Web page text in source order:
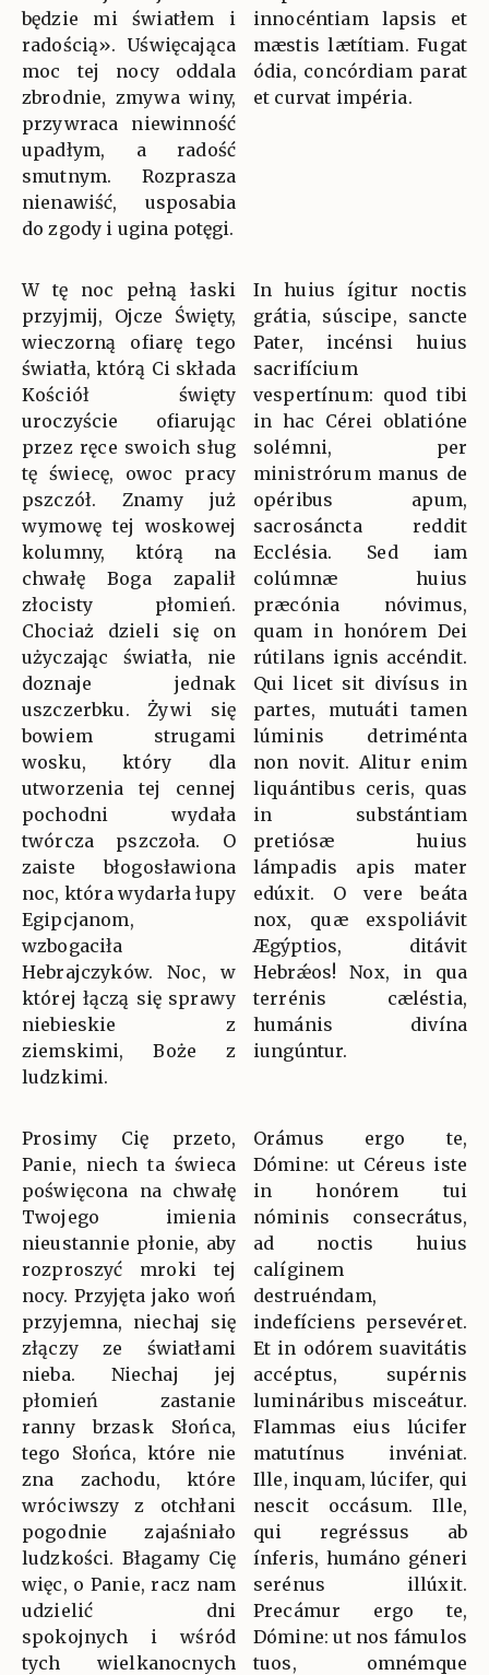
będzie mi światłem i
radością». Uświęcająca
moc tej nocy oddala
zbrodnie, zmywa winy,
przywraca niewinność
upadłym, a radość
smutnym. Rozprasza
nienawiść, usposabia
do zgody i ugina potęgi.
innocéntiam lapsis et
mæstis lætítiam. Fugat
ódia, concórdiam parat
et curvat impéria.
W tę noc pełną łaski
przyjmij, Ojcze Święty,
wieczorną ofiarę tego
światła, którą Ci składa
Kościół święty
uroczyście ofiarując
przez ręce swoich sług
tę świecę, owoc pracy
pszczół. Znamy już
wymowę tej woskowej
kolumny, którą na
chwałę Boga zapalił
złocisty płomień.
Chociaż dzieli się on
użyczając światła, nie
doznaje jednak
uszczerbku. Żywi się
bowiem strugami
wosku, który dla
utworzenia tej cennej
pochodni wydała
twórcza pszczoła. O
zaiste błogosławiona
noc, która wydarła łupy
Egipcjanom,
wzbogaciła
Hebrajczyków. Noc, w
której łączą się sprawy
niebieskie z
ziemskimi, Boże z
ludzkimi.
In huius ígitur noctis
grátia, súscipe, sancte
Pater, incénsi huius
sacrifícium
vespertínum: quod tibi
in hac Cérei oblatióne
solémni, per
ministrórum manus de
opéribus apum,
sacrosáncta reddit
Ecclésia. Sed iam
colúmnæ huius
præcónia nóvimus,
quam in honórem Dei
rútilans ignis accéndit.
Qui licet sit divísus in
partes, mutuáti tamen
lúminis detriménta
non novit. Alitur enim
liquántibus ceris, quas
in substántiam
pretiósæ huius
lámpadis apis mater
edúxit. O vere beáta
nox, quæ exspoliávit
Ægýptios, ditávit
Hebrǽos! Nox, in qua
terrénis cæléstia,
humánis divína
iungúntur.
Prosimy Cię przeto,
Panie, niech ta świeca
poświęcona na chwałę
Twojego imienia
nieustannie płonie, aby
rozproszyć mroki tej
nocy. Przyjęta jako woń
przyjemna, niechaj się
złączy ze światłami
nieba. Niechaj jej
płomień zastanie
ranny brzask Słońca,
tego Słońca, które nie
zna zachodu, które
wróciwszy z otchłani
pogodnie zajaśniało
ludzkości. Błagamy Cię
więc, o Panie, racz nam
udzielić dni
spokojnych i wśród
tych wielkanocnych
Orámus ergo te,
Dómine: ut Céreus iste
in honórem tui
nóminis consecrátus,
ad noctis huius
calíginem
destruéndam,
indefíciens persevéret.
Et in odórem suavitátis
accéptus, supérnis
lumináribus misceátur.
Flammas eius lúcifer
matutínus invéniat.
Ille, inquam, lúcifer, qui
nescit occásum. Ille,
qui regréssus ab
ínferis, humáno géneri
serénus illúxit.
Precámur ergo te,
Dómine: ut nos fámulos
tuos, omnémque